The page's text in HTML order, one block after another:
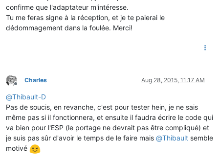
confirme que l'adaptateur m'intéresse.
Tu me feras signe à la réception, et je te paierai le
dédommagement dans la foulée. Merci!
Offline
Charles Aug 28, 2015, 11:17 AM
@Thibault-D
Pas de soucis, en revanche, c'est pour tester hein, je ne sais
même pas si il fonctionnera, et ensuite il faudra écrire le code qui
va bien pour l'ESP (le portage ne devrait pas être compliqué) et
je suis pas sûr d'avoir le temps de le faire mais @Thibault semble
motivé